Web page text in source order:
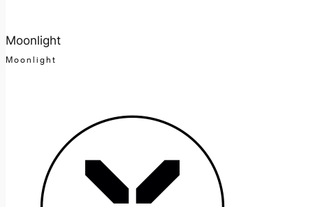
Moonlight
Moonlight